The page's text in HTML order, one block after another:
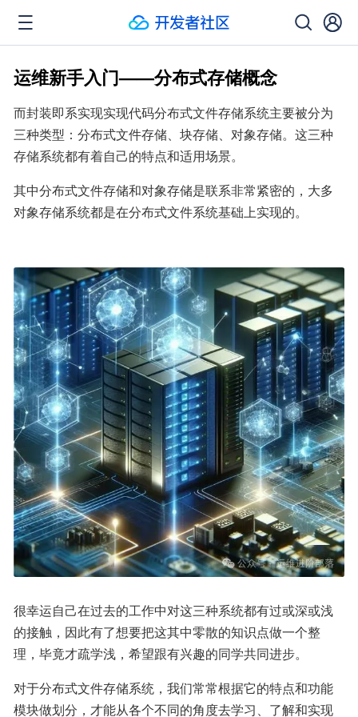
运维新手入门——分布式存储概念
而封装即系实现实现代码分布式文件存储系统主要被分为
三种类型：分布式文件存储、块存储、对象存储。这三种
存储系统都有着自己的特点和适用场景。
其中分布式文件存储和对象存储是联系非常紧密的，大多
对象存储系统都是在分布式文件系统基础上实现的。
很幸运自己在过去的工作中对这三种系统都有过或深或浅
的接触，因此有了想要把这其中零散的知识点做一个整
理，毕竟才疏学浅，希望跟有兴趣的同学共同进步。
对于分布式文件存储系统，我们常常根据它的特点和功能
模块做划分，才能从各个不同的角度去学习、了解和实现